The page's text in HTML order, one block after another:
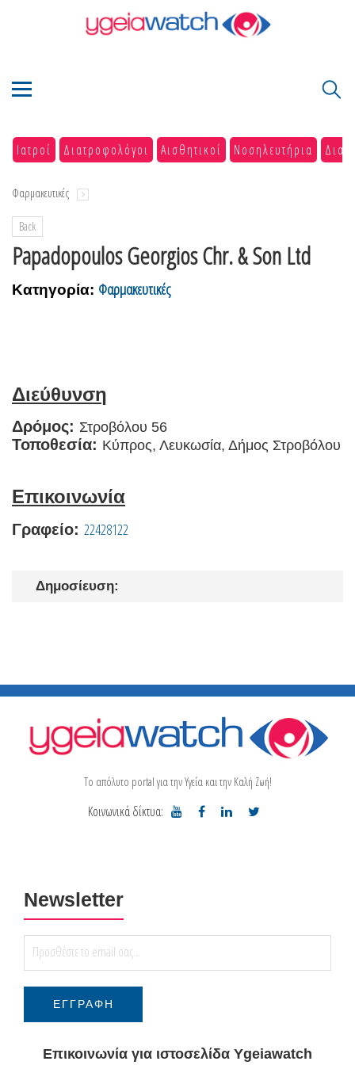
Ιατροί Διατροφολόγοι Αισθητικοί Νοσηλευτήρια
Φαρμακευτικές
Back
Papadopoulos Georgios Chr. & Son Ltd
Κατηγορία: Φαρμακευτικές
Διεύθυνση
Δρόμος: Στροβόλου 56
Τοποθεσία: Κύπρος, Λευκωσία, Δήμος Στροβόλου
Επικοινωνία
Γραφείο: 22428122
Δημοσίευση:
Το απόλυτο portal για την Υγεία και την Καλή Ζωή!
Κοινωνικά δίκτυα:
Newsletter
Επικοινωνία για ιστοσελίδα Ygeiawatch